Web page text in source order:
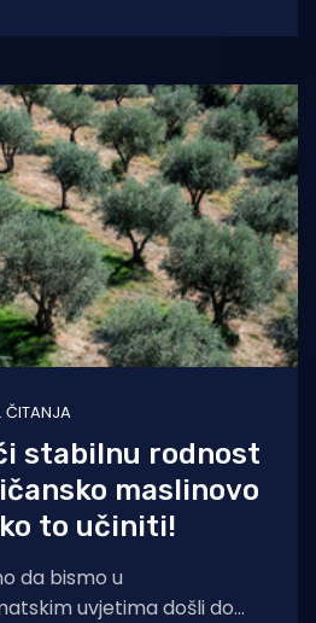
ČITANJA
stabilnu rodnost
maslinovo
to učiniti!
da bismo u
uvjetima došli do